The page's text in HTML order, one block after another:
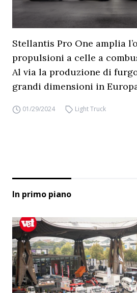
Stellantis Pro One amplia
propulsioni a celle a
Al via la produzione di
grandi dimensioni in
01/29/2024 Light Truck
In primo piano